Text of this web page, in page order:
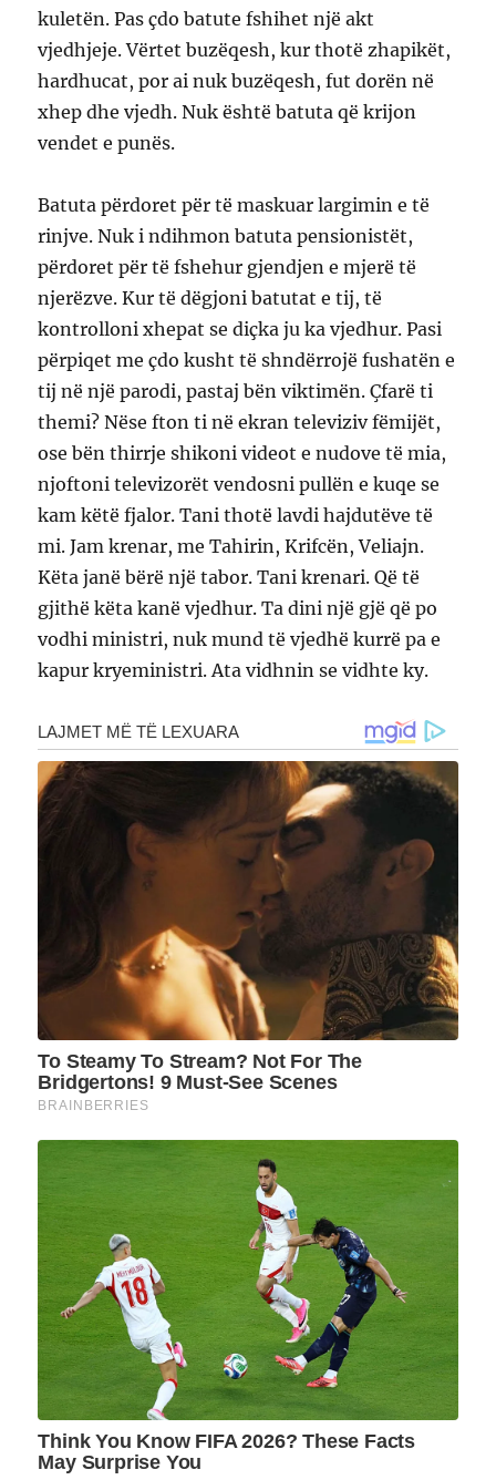
kuletën. Pas çdo batute fshihet një akt
vjedhjeje. Vërtet buzëqesh, kur thotë zhapikët,
hardhucat, por ai nuk buzëqesh, fut dorën në
xhep dhe vjedh. Nuk është batuta që krijon
vendet e punës.
Batuta përdoret për të maskuar largimin e të
rinjve. Nuk i ndihmon batuta pensionistët,
përdoret për të fshehur gjendjen e mjerë të
njerëzve. Kur të dëgjoni batutat e tij, të
kontrolloni xhepat se diçka ju ka vjedhur. Pasi
përpiqet me çdo kusht të shndërrojë fushatën e
tij në një parodi, pastaj bën viktimën. Çfarë ti
themi? Nëse fton ti në ekran televiziv fëmijët,
ose bën thirrje shikoni videot e nudove të mia,
njoftoni televizorët vendosni pullën e kuqe se
kam këtë fjalor. Tani thotë lavdi hajdutëve të
mi. Jam krenar, me Tahirin, Krifcën, Veliajn.
Këta janë bërë një tabor. Tani krenari. Që të
gjithë këta kanë vjedhur. Ta dini një gjë që po
vodhi ministri, nuk mund të vjedhë kurrë pa e
kapur kryeministri. Ata vidhnin se vidhte ky.